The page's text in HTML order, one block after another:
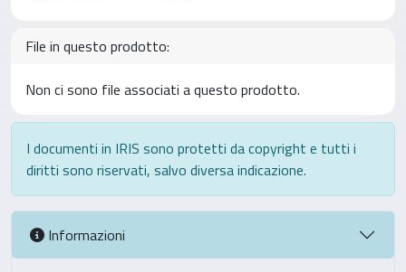
File in questo prodotto:
Non ci sono file associati a questo prodotto.
I documenti in IRIS sono protetti da copyright e tutti i
diritti sono riservati, salvo diversa indicazione.
Informazioni